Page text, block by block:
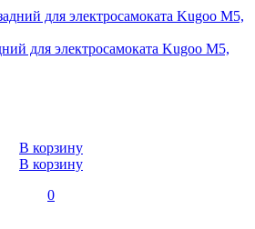
для электросамоката Kugoo M5,
В корзину
В корзину
0